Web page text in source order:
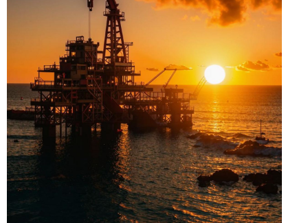
Авторские материалы
Телефон редакции:+7 495 727-01-67
Электронные почты редакции:
Информационный отдел
info@business-magazine.online
Отдел рекламы
reklama@business-magazine.online
Отдел распространения/редакционная подписка
podpiska@business-magazine.online